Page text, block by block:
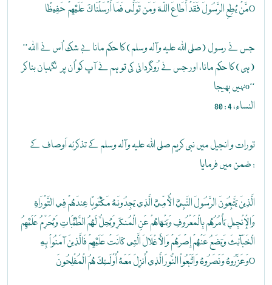
مَّنْ يُطِعِ الرَّسُولَ فَقَدْ أَطَاعَ اللّهَ وَمَن تَوَلَّى فَمَا أَرْسَلْنَاكَ عَلَيْهِمْ حَفِيظًاO
’’جس نے رسول (صلی اللہ علیہ وآلہ وسلم) کا حکم مانا بے شک اُس نے اﷲ
(ہی) کا حکم مانا، اور جس نے رُوگردانی کی تو ہم نے آپ کو اُن پر نگہبان بنا کر
نہیں بھیجاo‘‘
النساء، 4 : 80
تورات و انجیل میں نبی کریم صلی اللہ علیہ وآلہ وسلم کے تذکرئہ اَوصاف کے
ضمن میں فرمایا :
الَّذِينَ يَتَّبِعُونَ الرَّسُولَ النَّبِيَّ الْأُمِّيَّ الَّذِي يَجِدُونَهُ مَكْتُوبًا عِندَهُمْ فِي التَّوْرَاةِ
وَالْإِنْجِيلِ يَأْمُرُهُم بِالْمَعْرُوفِ وَيَنْهَاهُمْ عَنِ الْمُنكَرِ وَيُحِلُّ لَهُمُ الطَّيِّبَاتِ وَيُحَرِّمُ عَلَيْهِمُ
الْخَبَآئِثَ وَيَضَعُ عَنْهُمْ إِصْرَهُمْ وَالْأَغْلاَلَ الَّتِي كَانَتْ عَلَيْهِمْ فَالَّذِينَ آمَنُواْ بِهِ
وَعَزَّرُوهُ وَنَصَرُوهُ وَاتَّبَعُواْ النُّورَ الَّذِي أُنزِلَ مَعَهُ أُوْلَـئِكَ هُمُ الْمُفْلِحُونَO